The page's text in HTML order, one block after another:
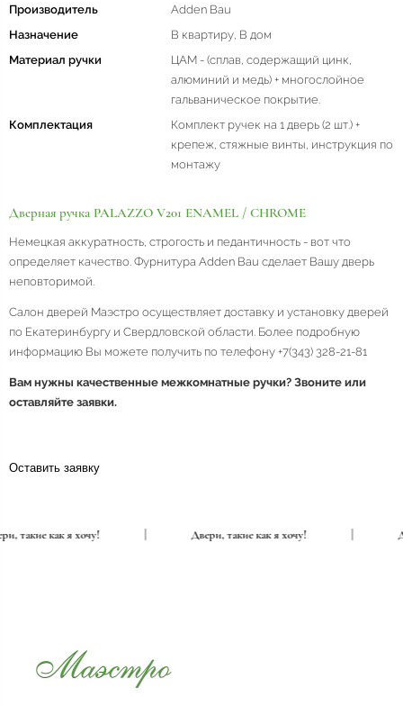
Производитель
Adden Bau
Назначение
В квартиру, В дом
Материал ручки
ЦАМ - (сплав, содержащий цинк,
алюминий и медь) + многослойное
гальваническое покрытие.
Комплектация
Комплект ручек на 1 дверь (2 шт.) +
крепеж, стяжные винты, инструкция по
монтажу
Дверная ручка PALAZZO V201 ENAMEL / CHROME
Немецкая аккуратность, строгость и педантичность - вот что
определяет качество. Фурнитура Adden Bau сделает Вашу дверь
неповторимой.
Салон дверей Маэстро осуществляет доставку и установку дверей
по Екатеринбургу и Свердловской области. Более подробную
информацию Вы можете получить по телефону +7(343) 328-21-81
Вам нужны качественные межкомнатные ручки? Звоните или
оставляйте заявки.
Оставить заявку
такие как я хочу! Двери, такие как я хочу!